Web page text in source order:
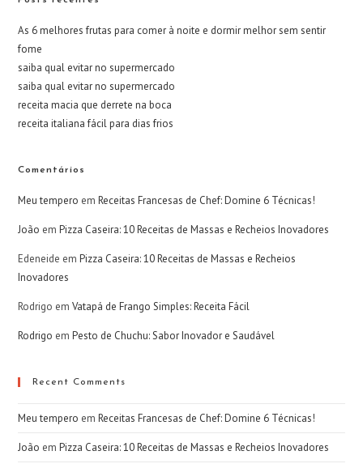
As 6 melhores frutas para comer à noite e dormir melhor sem sentir
fome
saiba qual evitar no supermercado
saiba qual evitar no supermercado
receita macia que derrete na boca
receita italiana fácil para dias frios
Comentários
Meu tempero emReceitas Francesas de Chef: Domine 6 Técnicas!
João emPizza Caseira: 10 Receitas de Massas e Recheios Inovadores
Edeneide emPizza Caseira: 10 Receitas de Massas e Recheios
Inovadores
Rodrigo emVatapá de Frango Simples: Receita Fácil
Rodrigo emPesto de Chuchu: Sabor Inovador e Saudável
Recent Comments
Meu tempero emReceitas Francesas de Chef: Domine 6 Técnicas!
João emPizza Caseira: 10 Receitas de Massas e Recheios Inovadores